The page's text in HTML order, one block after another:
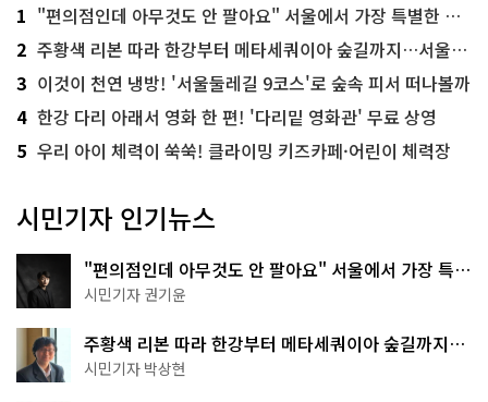
1 "편의점인데 아무것도 안 팔아요" 서울에서 가장 특별한 편의점의 정체
2 주황색 리본 따라 한강부터 메타세쿼이아 숲길까지…서울둘레길 15코스
3 이것이 천연 냉방! '서울둘레길 9코스'로 숲속 피서 떠나볼까
4 한강 다리 아래서 영화 한 편! '다리밑 영화관' 무료 상영
5 우리 아이 체력이 쑥쑥! 클라이밍 키즈카페·어린이 체력장
시민기자 인기뉴스
"편의점인데 아무것도 안 팔아요" 서울에서 가장 특별
한 편의점의 정체
시민기자 권기윤
주황색 리본 따라 한강부터 메타세쿼이아 숲길까지…
서울둘레길 15코스
시민기자 박상현